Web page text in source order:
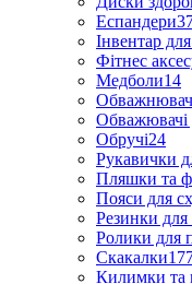
Еспандери
Інвентар
Фітнес
Медболи14
Обважювачі
Обручі24
Рукавички
Пляшки та
Пояси для
Резинки для
Ролики для
Скакалки
Килимки та